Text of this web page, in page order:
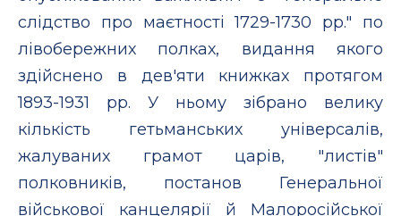
слідство про маєтності 1729-1730 pp." по
лівобережних полках, видання якого
здійснено в дев'яти книжках протягом
1893-1931 pp. У ньому зібрано велику
кількість гетьманських універсалів,
жалуваних грамот царів, "листів"
полковників, постанов Генеральної
військової канцелярії й Малоросійської